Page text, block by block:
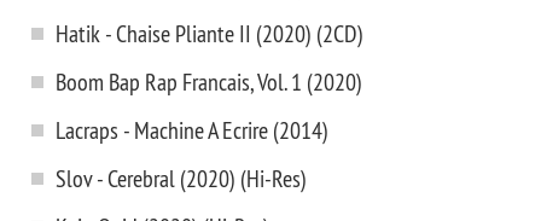
Hatik - Chaise Pliante II (2020) (2CD)
Boom Bap Rap Francais, Vol. 1 (2020)
Lacraps - Machine A Ecrire (2014)
Slov - Cerebral (2020) (Hi-Res)